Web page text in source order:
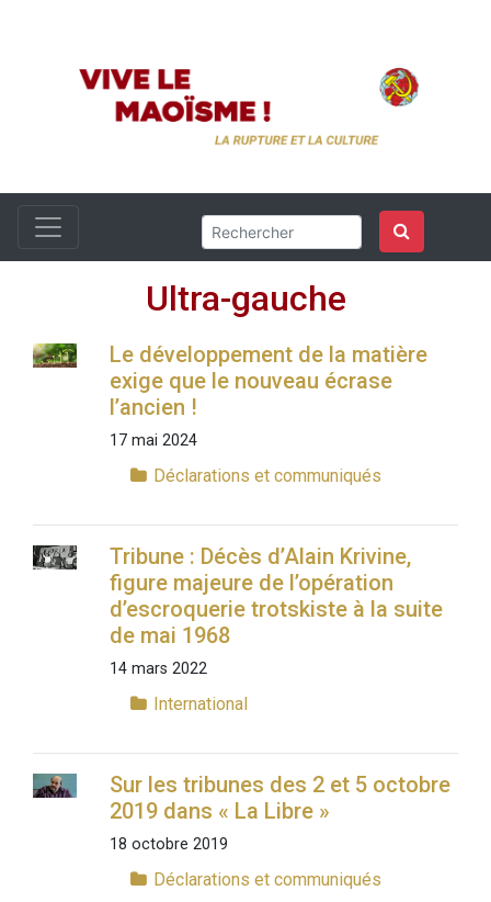
Ultra-gauche
Le développement de la matière
exige que le nouveau écrase
l’ancien !
17 mai 2024
Déclarations et communiqués
Tribune : Décès d’Alain Krivine,
figure majeure de l’opération
d’escroquerie trotskiste à la suite
de mai 1968
14 mars 2022
International
Sur les tribunes des 2 et 5 octobre
2019 dans « La Libre »
18 octobre 2019
Déclarations et communiqués